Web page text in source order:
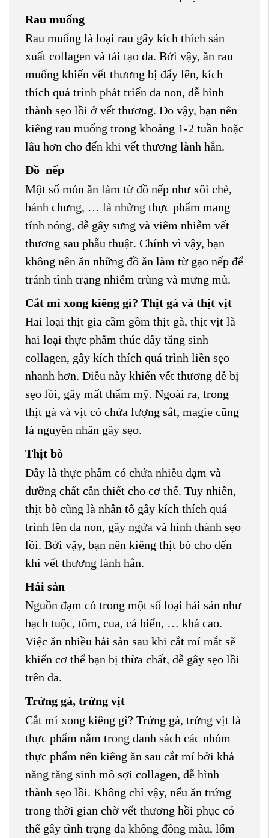
Rau muống
Rau muống là loại rau gây kích thích sản
xuất collagen và tái tạo da. Bởi vậy, ăn rau
muống khiến vết thương bị đẩy lên, kích
thích quá trình phát triển da non, dễ hình
thành sẹo lồi ở vết thương. Do vậy, bạn nên
kiêng rau muống trong khoảng 1-2 tuần hoặc
lâu hơn cho đến khi vết thương lành hẳn.
Đồ nếp
Một số món ăn làm từ đồ nếp như xôi chè,
bánh chưng, … là những thực phẩm mang
tính nóng, dễ gây sưng và viêm nhiễm vết
thương sau phẫu thuật. Chính vì vậy, bạn
không nên ăn những đồ ăn làm từ gạo nếp để
tránh tình trạng nhiễm trùng và mưng mủ.
Cắt mí xong kiêng gì? Thịt gà và thịt vịt
Hai loại thịt gia cầm gồm thịt gà, thịt vịt là
hai loại thực phẩm thúc đẩy tăng sinh
collagen, gây kích thích quá trình liền sẹo
nhanh hơn. Điều này khiến vết thương dễ bị
sẹo lồi, gây mất thẩm mỹ. Ngoài ra, trong
thịt gà và vịt có chứa lượng sắt, magie cũng
là nguyên nhân gây sẹo.
Thịt bò
Đây là thực phẩm có chứa nhiều đạm và
dưỡng chất cần thiết cho cơ thể. Tuy nhiên,
thịt bò cũng là nhân tố gây kích thích quá
trình lên da non, gây ngứa và hình thành sẹo
lồi. Bởi vậy, bạn nên kiêng thịt bò cho đến
khi vết thương lành hẳn.
Hải sản
Nguồn đạm có trong một số loại hải sản như
bạch tuộc, tôm, cua, cá biển, … khá cao.
Việc ăn nhiều hải sản sau khi cắt mí mắt sẽ
khiến cơ thể bạn bị thừa chất, dễ gây sẹo lồi
trên da.
Trứng gà, trứng vịt
Cắt mí xong kiêng gì? Trứng gà, trứng vịt là
thực phẩm nằm trong danh sách các nhóm
thực phẩm nên kiêng ăn sau cắt mí bởi khả
năng tăng sinh mô sợi collagen, dễ hình
thành sẹo lồi. Không chỉ vậy, nếu ăn trứng
trong thời gian chờ vết thương hồi phục có
thể gây tình trạng da không đồng màu, lốm